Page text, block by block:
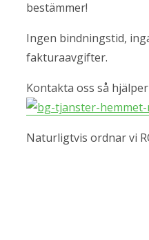
bestämmer!
Ingen bindningstid,
fakturaavgifter.
Kontakta oss så
Naturligtvis ordnar vi